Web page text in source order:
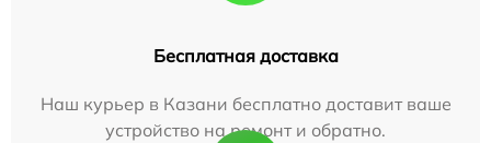
Бесплатная доставка
Наш курьер в Казани бесплатно доставит ваше
устройство на ремонт и обратно.